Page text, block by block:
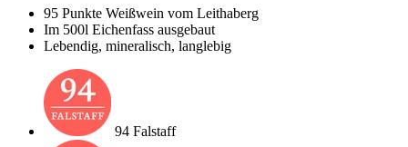
95 Punkte Weißwein vom Leithaberg
Im 500l Eichenfass ausgebaut
Lebendig, mineralisch, langlebig
94 Falstaff